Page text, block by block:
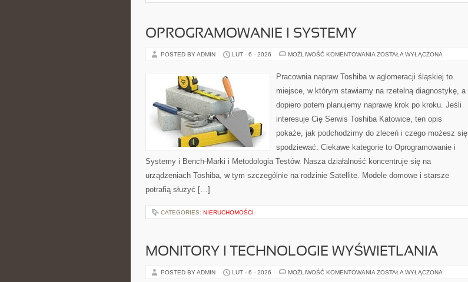
OPROGRAMOWANIE I SYSTEMY
POSTED BY ADMIN LUT - 6 - 2026 MOŻLIWOŚĆ KOMENTOWANIA OPROGRAMOWANIE
ZOSTAŁA WYŁĄCZONA
Pracownia napraw Toshiba w aglomeracji śląskiej to
miejsce, w którym stawiamy na rzetelną diagnostykę, a
dopiero potem planujemy naprawę krok po kroku. Jeśli
interesuje Cię Serwis Toshiba Katowice, ten opis
pokaże, jak podchodzimy do zleceń i czego możesz się
spodziewać. Ciekawe kategorie to Oprogramowanie i
Systemy i Bench-Marki i Metodologia Testów. Nasza działalność koncentruje się na
urządzeniach Toshiba, w tym szczególnie na rodzinie Satellite. Modele domowe i starsze
potrafią służyć […]
CATEGORIES: NIERUCHOMOŚCI
MONITORY I TECHNOLOGIE WYŚWIETLANIA
POSTED BY ADMIN LUT - 6 - 2026 MOŻLIWOŚĆ KOMENTOWANIA MONITORY
ZOSTAŁA WYŁĄCZONA